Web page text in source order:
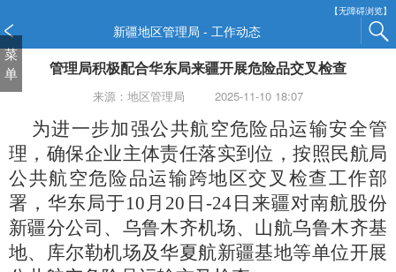
【无障碍浏览】
新疆地区管理局 - 工作动态
菜
单
管理局积极配合华东局来疆开展危险品交叉检查
来源：地区管理局 2025-11-10 18:07
为进一步加强公共航空危险品运输安全管
理，确保企业主体责任落实到位，按照民航局
公共航空危险品运输跨地区交叉检查工作部
署，华东局于10月20日-24日来疆对南航股份
新疆分公司、乌鲁木齐机场、山航乌鲁木齐基
地、库尔勒机场及华夏航新疆基地等单位开展
窗
口
打
碍
说
明
页
面,
按
Alt